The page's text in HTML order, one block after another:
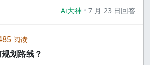
Ai大神 7 月 23 日回答
阅读
划路线？